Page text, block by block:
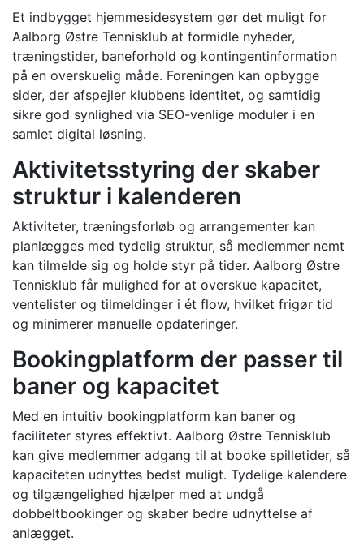
Et indbygget hjemmesidesystem gør det muligt for
Aalborg Østre Tennisklub at formidle nyheder,
træningstider, baneforhold og kontingentinformation
på en overskuelig måde. Foreningen kan opbygge
sider, der afspejler klubbens identitet, og samtidig
sikre god synlighed via SEO-venlige moduler i en
samlet digital løsning.
Aktivitetsstyring der skaber
struktur i kalenderen
Aktiviteter, træningsforløb og arrangementer kan
planlægges med tydelig struktur, så medlemmer nemt
kan tilmelde sig og holde styr på tider. Aalborg Østre
Tennisklub får mulighed for at overskue kapacitet,
ventelister og tilmeldinger i ét flow, hvilket frigør tid
og minimerer manuelle opdateringer.
Bookingplatform der passer til
baner og kapacitet
Med en intuitiv bookingplatform kan baner og
faciliteter styres effektivt. Aalborg Østre Tennisklub
kan give medlemmer adgang til at booke spilletider, så
kapaciteten udnyttes bedst muligt. Tydelige kalendere
og tilgængelighed hjælper med at undgå
dobbeltbookinger og skaber bedre udnyttelse af
anlægget.